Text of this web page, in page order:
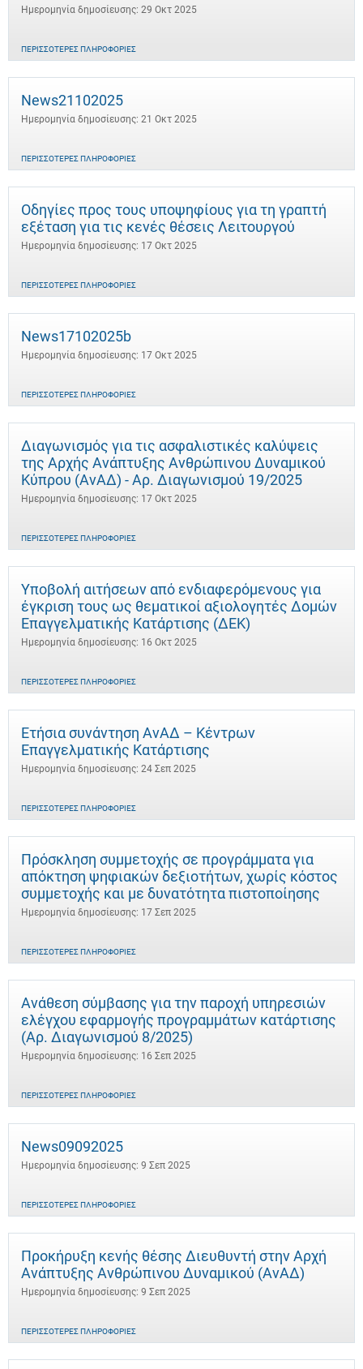
Ημερομηνία δημοσίευσης: 29 Οκτ 2025
ΠΕΡΙΣΣΌΤΕΡΕΣ ΠΛΗΡΟΦΟΡΊΕΣ
News21102025
Ημερομηνία δημοσίευσης: 21 Οκτ 2025
ΠΕΡΙΣΣΌΤΕΡΕΣ ΠΛΗΡΟΦΟΡΊΕΣ
Οδηγίες προς τους υποψηφίους για τη γραπτή
εξέταση για τις κενές θέσεις Λειτουργού
Ημερομηνία δημοσίευσης: 17 Οκτ 2025
ΠΕΡΙΣΣΌΤΕΡΕΣ ΠΛΗΡΟΦΟΡΊΕΣ
News17102025b
Ημερομηνία δημοσίευσης: 17 Οκτ 2025
ΠΕΡΙΣΣΌΤΕΡΕΣ ΠΛΗΡΟΦΟΡΊΕΣ
Διαγωνισμός για τις ασφαλιστικές καλύψεις
της Αρχής Ανάπτυξης Ανθρώπινου Δυναμικού
Κύπρου (ΑνΑΔ) - Αρ. Διαγωνισμού 19/2025
Ημερομηνία δημοσίευσης: 17 Οκτ 2025
ΠΕΡΙΣΣΌΤΕΡΕΣ ΠΛΗΡΟΦΟΡΊΕΣ
Υποβολή αιτήσεων από ενδιαφερόμενους για
έγκριση τους ως θεματικοί αξιολογητές Δομών
Επαγγελματικής Κατάρτισης (ΔΕΚ)
Ημερομηνία δημοσίευσης: 16 Οκτ 2025
ΠΕΡΙΣΣΌΤΕΡΕΣ ΠΛΗΡΟΦΟΡΊΕΣ
Ετήσια συνάντηση ΑνΑΔ – Κέντρων
Επαγγελματικής Κατάρτισης
Ημερομηνία δημοσίευσης: 24 Σεπ 2025
ΠΕΡΙΣΣΌΤΕΡΕΣ ΠΛΗΡΟΦΟΡΊΕΣ
Πρόσκληση συμμετοχής σε προγράμματα για
απόκτηση ψηφιακών δεξιοτήτων, χωρίς κόστος
συμμετοχής και με δυνατότητα πιστοποίησης
Ημερομηνία δημοσίευσης: 17 Σεπ 2025
ΠΕΡΙΣΣΌΤΕΡΕΣ ΠΛΗΡΟΦΟΡΊΕΣ
Ανάθεση σύμβασης για την παροχή υπηρεσιών
ελέγχου εφαρμογής προγραμμάτων κατάρτισης
(Αρ. Διαγωνισμού 8/2025)
Ημερομηνία δημοσίευσης: 16 Σεπ 2025
ΠΕΡΙΣΣΌΤΕΡΕΣ ΠΛΗΡΟΦΟΡΊΕΣ
News09092025
Ημερομηνία δημοσίευσης: 9 Σεπ 2025
ΠΕΡΙΣΣΌΤΕΡΕΣ ΠΛΗΡΟΦΟΡΊΕΣ
Προκήρυξη κενής θέσης Διευθυντή στην Αρχή
Ανάπτυξης Ανθρώπινου Δυναμικού (ΑνΑΔ)
Ημερομηνία δημοσίευσης: 9 Σεπ 2025
ΠΕΡΙΣΣΌΤΕΡΕΣ ΠΛΗΡΟΦΟΡΊΕΣ